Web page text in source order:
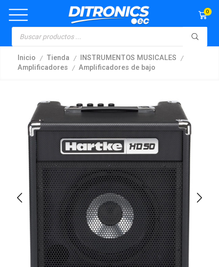
0
Inicio / Tienda / INSTRUMENTOS MUSICALES /
Amplificadores / Amplificadores de bajo